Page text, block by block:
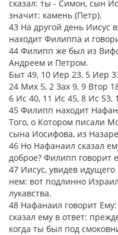
сказал: ты - Симон, сын
значит: камень (Петр).
43 На другой день Иисус
находит Филиппа и
44 Филипп же был из
Андреем и Петром.
Быт 49, 10 Иер 23, 5 Иер
24 Мих 5, 2 Зах 9, 9 Втор
6 Ис 40, 11 Ис 45, 8 Ис 53, 1
45 Филипп находит
Того, о Котором писали
сына Иосифова, из
46 Но Нафанаил сказал
доброе? Филипп говорит
47 Иисус, увидев
нем: вот подлинно
лукавства.
48 Нафанаил говорит
сказал ему в ответ:
когда ты был под